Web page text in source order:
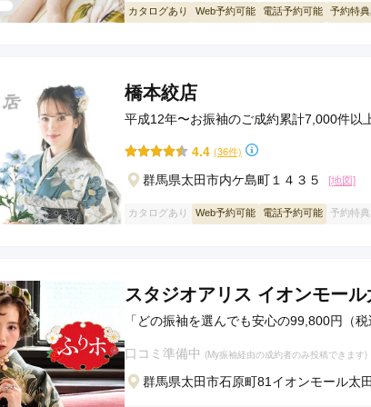
カタログあり Web予約可能 電話予約可能 予約特典
橋本絞店
平成12年〜お振袖のご成約累計7,000件以
4.4 (36件)
群馬県太田市内ケ島町１４３５
[地図]
カタログあり Web予約可能 電話予約可能 予約特典
スタジオアリス イオンモー
「どの振袖を選んでも安心の99,800円（税
口コミ準備中 (My振袖経由の成約者のみ投稿できます)
群馬県太田市石原町81イオンモール太